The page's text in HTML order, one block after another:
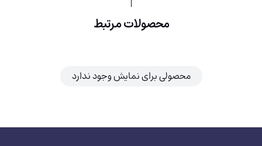
محصولات مرتبط
محصولی برای نمایش وجود ندارد